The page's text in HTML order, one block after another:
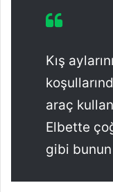
Kış
araç
Elbette
gibi